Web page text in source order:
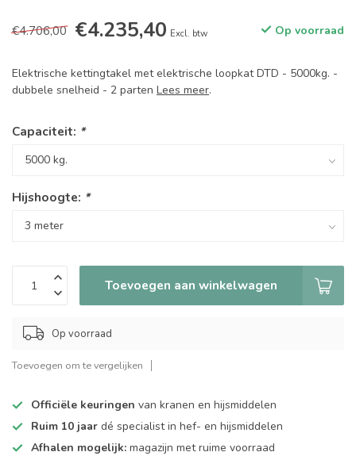
€4.706,00 €4.235,40 Excl. btw Op voorraad
Elektrische kettingtakel met elektrische loopkat DTD - 5000kg. -
dubbele snelheid - 2 parten Lees meer.
Capaciteit: *
Hijshoogte: *
Toevoegen aan winkelwagen
Op voorraad
Toevoegen om te vergelijken
Officiële keuringen van kranen en hijsmiddelen
Ruim 10 jaar dé specialist in hef- en hijsmiddelen
Afhalen mogelijk: magazijn met ruime voorraad